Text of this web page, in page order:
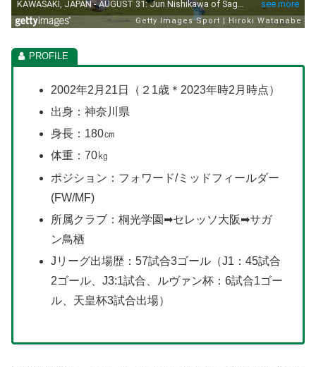
2002年2月21日（２1歳＊2023年時2月時点）
出身：神奈川県
身長：180㎝
体重：70㎏
ポジション：フォワード/ミッドフィールダー
(FW/MF)
所属クラブ：桐光学園➡セレッソ大阪➡サガ
ン鳥栖
Jリーグ出場歴：57試合3ゴール（J1：45試合
2ゴール、J3:1試合、ルヴァン杯：6試合1ゴー
ル、天皇杯3試合出場）